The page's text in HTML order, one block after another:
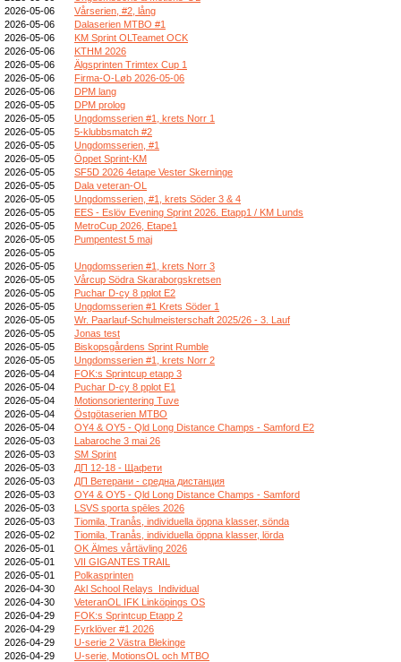
2026-05-06
Vårserien, #2, lång
2026-05-06
Dalaserien MTBO #1
2026-05-06
KM Sprint OLTeamet OCK
2026-05-06
KTHM 2026
2026-05-06
Älgsprinten Trimtex Cup 1
2026-05-06
Firma-O-Løb 2026-05-06
2026-05-06
DPM lang
2026-05-05
DPM prolog
2026-05-05
Ungdomsserien #1, krets Norr 1
2026-05-05
5-klubbsmatch #2
2026-05-05
Ungdomsserien, #1
2026-05-05
Öppet Sprint-KM
2026-05-05
SF5D 2026 4etape Vester Skerninge
2026-05-05
Dala veteran-OL
2026-05-05
Ungdomsserien, #1, krets Söder 3 & 4
2026-05-05
EES - Eslöv Evening Sprint 2026. Etapp1 / KM Lunds
2026-05-05
MetroCup 2026, Etape1
2026-05-05
Pumpentest 5 maj
2026-05-05
2026-05-05
Ungdomsserien #1, krets Norr 3
2026-05-05
Vårcup Södra Skaraborgskretsen
2026-05-05
Puchar D-cy 8 pplot E2
2026-05-05
Ungdomsserien #1 Krets Söder 1
2026-05-05
Wr. Paarlauf-Schulmeisterschaft 2025/26 - 3. Lauf
2026-05-05
Jonas test
2026-05-05
Biskopsgårdens Sprint Rumble
2026-05-05
Ungdomsserien #1, krets Norr 2
2026-05-04
FOK:s Sprintcup etapp 3
2026-05-04
Puchar D-cy 8 pplot E1
2026-05-04
Motionsorientering Tuve
2026-05-04
Östgötaserien MTBO
2026-05-04
OY4 & OY5 - Qld Long Distance Champs - Samford E2
2026-05-03
Labaroche 3 mai 26
2026-05-03
SM Sprint
2026-05-03
ДП 12-18 - Щафети
2026-05-03
ДП Ветерани - средна дистанция
2026-05-03
OY4 & OY5 - Qld Long Distance Champs - Samford
2026-05-03
LSVS sporta spēles 2026
2026-05-03
Tiomila, Tranås, individuella öppna klasser, sönda
2026-05-02
Tiomila, Tranås, individuella öppna klasser, lörda
2026-05-01
OK Älmes vårtävling 2026
2026-05-01
VII GIGANTES TRAIL
2026-05-01
Polkasprinten
2026-04-30
Akl School Relays_Individual
2026-04-30
VeteranOL IFK Linköpings OS
2026-04-29
FOK:s Sprintcup Etapp 2
2026-04-29
Fyrklöver #1 2026
2026-04-29
U-serie 2 Västra Blekinge
2026-04-29
U-serie, MotionsOL och MTBO